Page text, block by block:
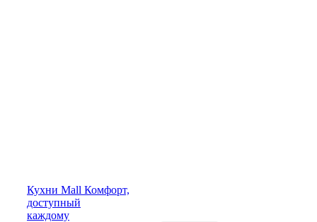
Кухни Mall Комфорт,
доступный
каждому